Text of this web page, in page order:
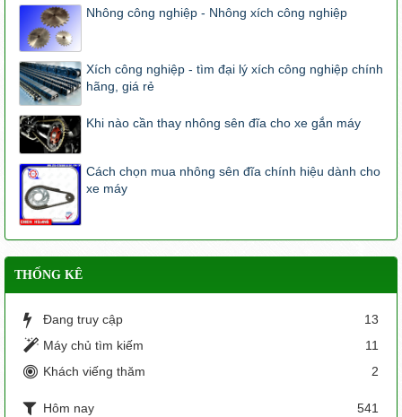
Nhông công nghiệp - Nhông xích công nghiệp
Xích công nghiệp - tìm đại lý xích công nghiệp chính
hãng, giá rẻ
Khi nào cần thay nhông sên đĩa cho xe gắn máy
Cách chọn mua nhông sên đĩa chính hiệu dành cho
xe máy
THỐNG KÊ
Đang truy cập
13
Máy chủ tìm kiếm
11
Khách viếng thăm
2
Hôm nay
541